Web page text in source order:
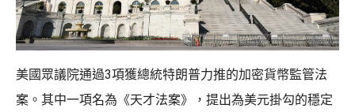
美國眾議院通過3項獲總統特朗普力推的加密貨幣監管法
案。其中一項名為《天才法案》，提出為美元掛勾的穩定